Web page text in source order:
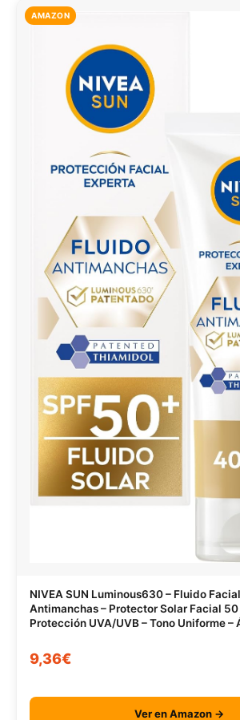
AMAZON
NIVEA SUN Luminous630 – Fluido
Antimanchas – Protector Solar Facial 50
Protección UVA/UVB – Tono Uniforme –
9,36€
Ver en Amazon →